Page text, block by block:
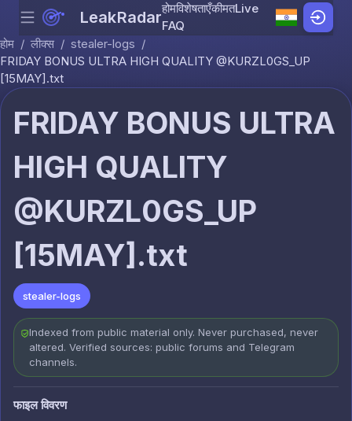
Skip to content
Menu LeakRadarहोमविशेषताएँकीमतLive
FAQ
होम / लीक्स / stealer-logs /
FRIDAY BONUS ULTRA HIGH QUALITY @KURZL0GS_UP
[15MAY].txt
FRIDAY BONUS ULTRA
HIGH QUALITY
@KURZL0GS_UP
[15MAY].txt
stealer-logs
Indexed from public material only. Never purchased, never
altered. Verified sources: public forums and Telegram
channels.
फाइल विवरण